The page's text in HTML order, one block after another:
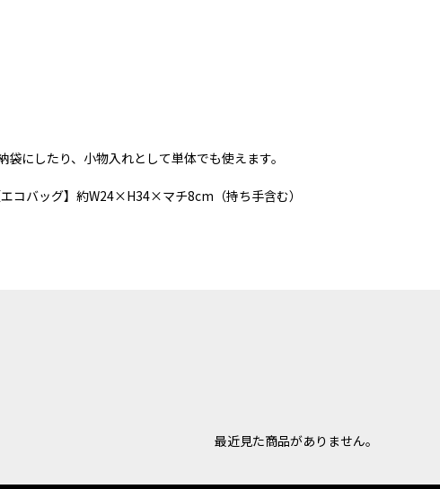
にしたり、小物入れとして単体でも使えます。
コバッグ】約W24×H34×マチ8cm（持ち手含む）
最近見た商品がありません。